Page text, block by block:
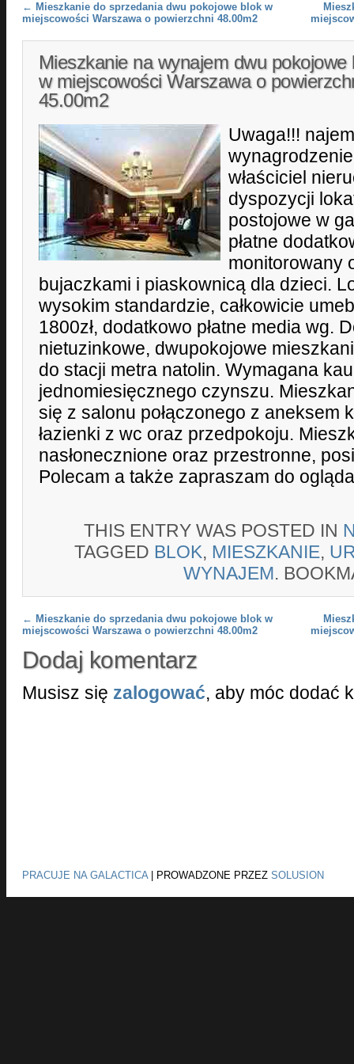
Post navigation
← Mieszkanie do sprzedania dwu pokojowe blok w
miejscowości Warszawa o powierzchni 48.00m2
Mieszkanie na wynajem dwu pokojowe
w miejscowości Warszawa o
45.00m2
Uwaga!!!
właściciel
dyspozycji
postojowe w
płatne
monitorowany
bujaczkami i piaskownicą dla dzieci.
wysokim standardzie, całkowicie
1800zł, dodatkowo płatne media wg.
nietuzinkowe, dwupokojowe
do stacji metra natolin. Wymagana
jednomiesięcznego czynszu.
się z salonu połączonego z aneksem
łazienki z wc oraz przedpokoju.
nasłonecznione oraz przestronne,
Polecam a także zapraszam do
THIS ENTRY WAS POSTED IN
TAGGED BLOK, MIESZKANIE,
WYNAJEM.
Post navigation
← Mieszkanie do sprzedania dwu pokojowe blok w
miejscowości Warszawa o powierzchni 48.00m2
Dodaj komentarz
Musisz się zalogować, aby móc dodać
PRACUJE NA GALACTICA| PROWADZONE PRZEZ SOLUSION